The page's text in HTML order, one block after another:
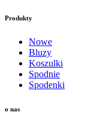
Produkty
Nowe
Bluzy
Koszulki
Spodnie
Spodenki
o nas